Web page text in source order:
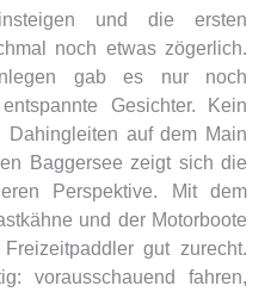
und die ersten
noch etwas zögerlich.
gab es nur noch
Gesichter. Kein
Dahingleiten auf dem Main
Baggersee zeigt sich die
Perspektive. Mit dem
und der Motorboote
gut zurecht.
vorausschauend fahren,